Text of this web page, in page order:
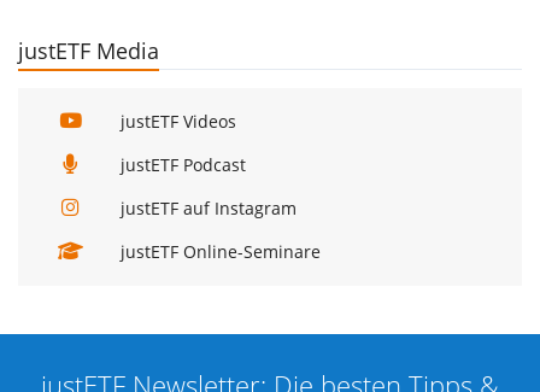
justETF Media
justETF Videos
justETF Podcast
justETF auf Instagram
justETF Online-Seminare